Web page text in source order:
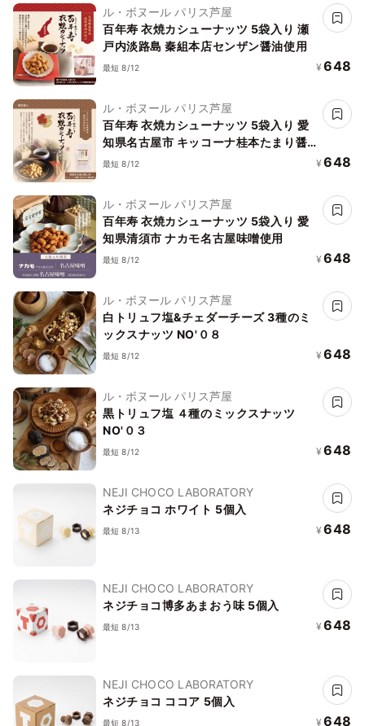
ル・ボヌール パリス芦屋
百年寿 衣焼カシューナッツ 5袋入り 瀬
戸内淡路島 秦組本店センザン醤油使用
最短 8/12 ¥ 648
ル・ボヌール パリス芦屋
百年寿 衣焼カシューナッツ 5袋入り 愛
知県名古屋市 キッコーナ桂本たまり醤
油
最短 8/12 ¥ 648
ル・ボヌール パリス芦屋
百年寿 衣焼カシューナッツ 5袋入り 愛
知県清須市 ナカモ名古屋味噌使用
最短 8/12 ¥ 648
ル・ボヌール パリス芦屋
白トリュフ塩&チェダーチーズ 3種のミ
ックスナッツ NO'０８
最短 8/12 ¥ 648
ル・ボヌール パリス芦屋
黒トリュフ塩 ４種のミックスナッツ
NO'０３
最短 8/12 ¥ 648
NEJI CHOCO LABORATORY
ネジチョコ ホワイト 5個入
最短 8/13 ¥ 648
NEJI CHOCO LABORATORY
ネジチョコ博多あまおう味 5個入
最短 8/13 ¥ 648
NEJI CHOCO LABORATORY
ネジチョコ ココア 5個入
最短 8/13 ¥ 648